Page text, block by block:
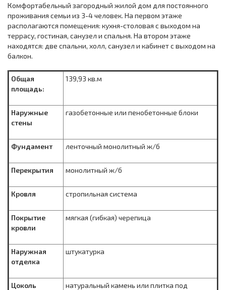
Комфортабельный загородный жилой дом для постоянного
проживания семьи из 3-4 человек. На первом этаже
располагаются помещения: кухня-столовая с выходом на
террасу, гостиная, санузел и спальня. На втором этаже
находятся: две спальни, холл, санузел и кабинет с выходом на
балкон.
Общая
площадь:
139,93 кв.м
Наружные
стены
газобетонные или пенобетонные блоки
Фундамент ленточный монолитный ж/б
Перекрытия монолитный ж/б
Кровля стропильная система
Покрытие
кровли
мягкая (гибкая) черепица
Наружная
отделка
штукатурка
Цоколь
натуральный камень или плитка под